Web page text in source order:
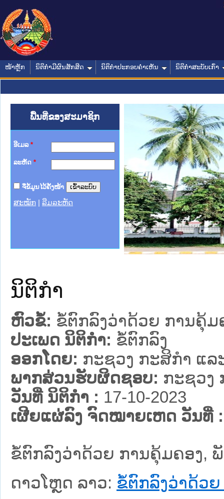
ໜ້າຫຼັກ ນິຕິກໍາມີຜົນສັກສິດ ນິຕິກໍາປະກອບຄໍາເຫັນ ນິຕິກໍາສະບັບເກົ່າ
ພື້ນທີ່ຂອງສະມາຊິກ
ອີເມລ *
ລະຫັດ *
ຈື່ຂໍ້ມູນໄວ້ຄັ້ງໜ້າ
ສະໝັກ ລືມລະຫັດ
ຊາຊົນ ພາກເໜືອ
ການ
ກາງ
ກໃຕ້
ນຕຳຫຼວດປະຊາຊົນ
ສັນຕິບານປະຊາຊົນ
ກເໜືອ
ຊາຊົນ ພາກກາງ
ນິຕິກໍາ
ຫົວຂໍ້: ຂໍ້ຕົກລົງວ່າດ້ວຍ ການຄຸ້ມ
ປະເພດ ນິຕິກໍາ: ຂໍ້ຕົກລົງ
ອອກໂດຍ: ກະຊວງ ກະສິກຳ ແລ
ພາກສ່ວນຮັບຜິດຊອບ: ກະຊວງ
ວັນທີ່ ນິຕິກໍາ : 17-10-2023
ເຜີຍແຜ່ລົງ ຈົດໝາຍເຫດ ວັນທີ່ :
ຂໍ້ຕົກລົງວ່າດ້ວຍ ການຄຸ້ມຄອງ,
ດາວໂຫຼດ ລາວ: ຂໍ້ຕົກລົງວ່າດ້ວຍ